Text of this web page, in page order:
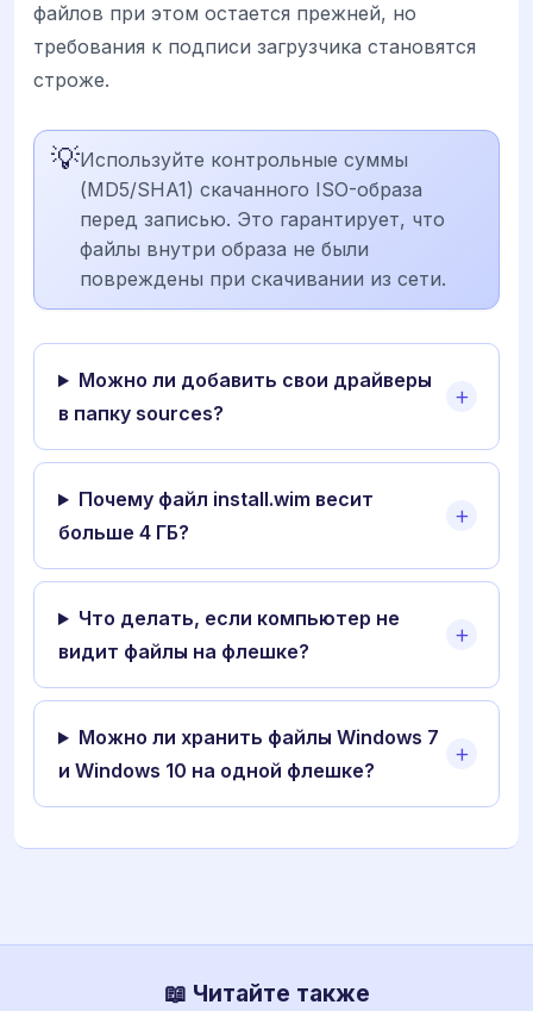
файлов при этом остается прежней, но
требования к подписи загрузчика становятся
строже.
💡Используйте контрольные суммы
(MD5/SHA1) скачанного ISO-образа
перед записью. Это гарантирует, что
файлы внутри образа не были
повреждены при скачивании из сети.
Можно ли добавить свои драйверы
в папку sources?
Почему файл install.wim весит
больше 4 ГБ?
Что делать, если компьютер не
видит файлы на флешке?
Можно ли хранить файлы Windows 7
и Windows 10 на одной флешке?
📖 Читайте также